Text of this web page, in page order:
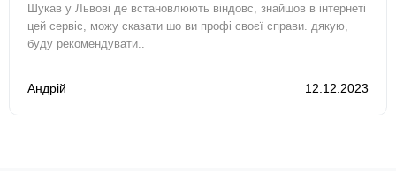
Шукав у Львові де встановлюють віндовс, знайшов в інтернеті
цей сервіс, можу сказати шо ви профі своєї справи. дякую,
буду рекомендувати..
Андрій 12.12.2023